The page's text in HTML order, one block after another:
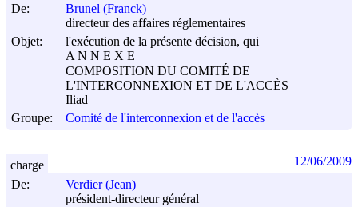
De:
Brunel (Franck)
directeur des affaires réglementaires
Objet:
l'exécution de la présente décision, qui
A N N E X E
COMPOSITION DU COMITÉ DE
L'INTERCONNEXION ET DE L'ACCÈS
Iliad
Groupe:
Comité de l'interconnexion et de l'accès
De:
Verdier (Jean)
président-directeur général
charge 12/06/2009